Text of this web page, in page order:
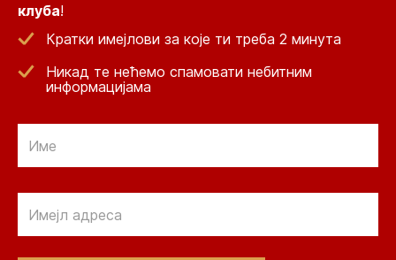
клуба!
Кратки имејлови за које ти треба 2 минута
Никад те нећемо спамовати небитним
информацијама